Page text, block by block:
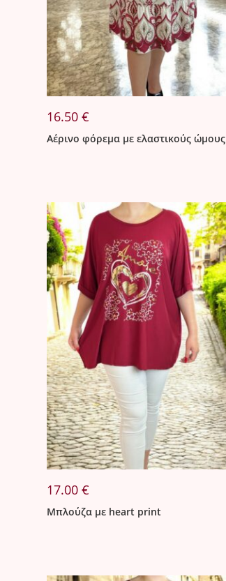
16.50€
Αέρινο φόρεμα με ελαστικούς ώμους
17.00€
Μπλούζα με heart print